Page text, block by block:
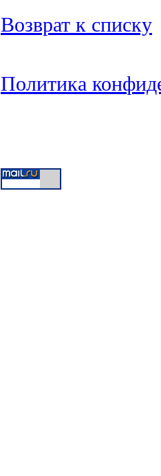
Возврат к списку
Политика